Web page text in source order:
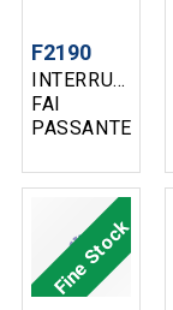
INTERRUTTORE
FAI
PASSANTE
2A 250V
TASTO A
BILANCIERE
BIANCO
F2190
Fine Stock